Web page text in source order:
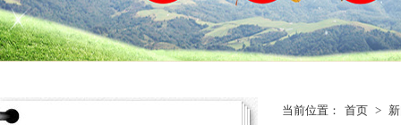
当前位置： 首页 >